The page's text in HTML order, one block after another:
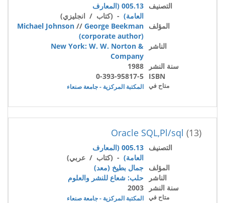
التصنيف
005.13 (المعارف
العامة) - (كتاب / انجليزي)
المؤلف
Michael Johnson // George Beekman
(corporate author)
الناشر
New York: W. W. Norton &
Company
سنة النشر
1988
ISBN
0-393-95817-5
متاح في المكتبة المركزية - جامعة صنعاء
(13)
Oracle SQL,Pl/sql
التصنيف
005.13 (المعارف
العامة) - (كتاب / عربي)
المؤلف جمال بطيخ (معد)
الناشر
حلب: شعاع للنشر والعلوم
سنة النشر
2003
متاح في المكتبة المركزية - جامعة صنعاء